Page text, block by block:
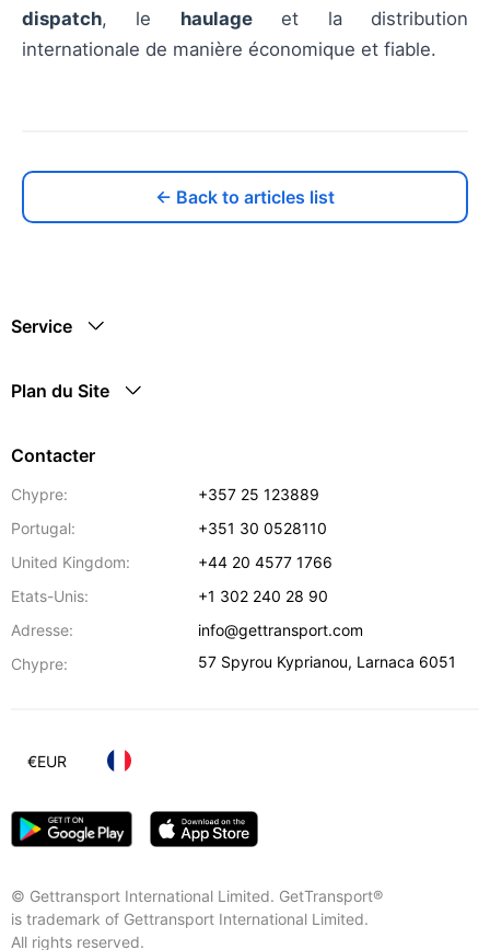
dispatch, le haulageet la distribution
internationale de manière économique et fiable.
← Back to articles list
Service
Plan du Site
Contacter
Chypre:
+357 25 123889
Portugal:
+351 30 0528110
United Kingdom:
+44 20 4577 1766
Etats-Unis:
+1 302 240 28 90
Adresse:
info@gettransport.com
Chypre:
57 Spyrou Kyprianou, Larnaca 6051
© Gettransport International Limited. GetTransport®
is trademark of Gettransport International Limited.
All rights reserved.
€EUR